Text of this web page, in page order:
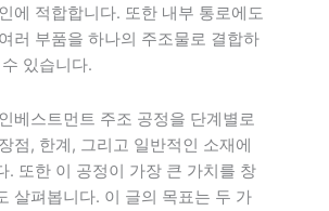
에 적합합니다. 또한 내부 통로에도
러 부품을 하나의 주조물로 결합하
있습니다.
베스트먼트 주조 공정을 단계별로
점, 한계, 그리고 일반적인 소재에
. 또한 이 공정이 가장 큰 가치를 창
살펴봅니다. 이 글의 목표는 두 가